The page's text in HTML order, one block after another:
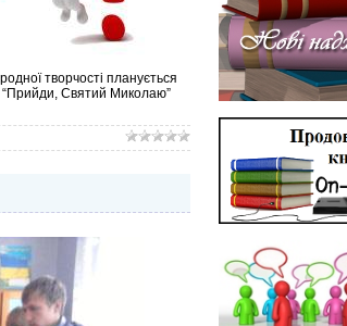
творчості планується
“Прийди, Святий Миколаю”